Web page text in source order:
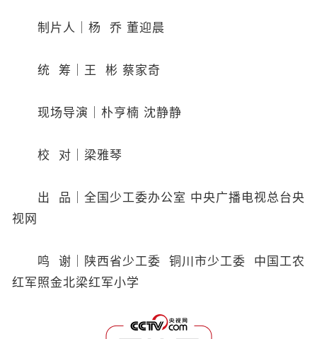
制片人｜杨 乔 董迎晨
统 筹｜王 彬 蔡家奇
现场导演｜朴亨楠 沈静静
校 对｜梁雅琴
出 品｜全国少工委办公室 中央广播电视总台央
视网
鸣 谢｜陕西省少工委 铜川市少工委 中国工农
红军照金北梁红军小学